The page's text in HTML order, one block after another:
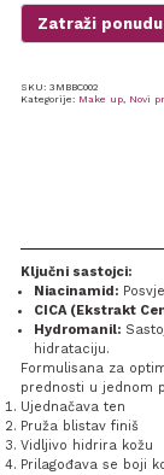
Zatraži ponudu
SKU: 3MBBC002
Kategorije: Make up, Novi
Ključni sastojci:
Niacinamid:
CICA (Ekstrakt
Hydromanil:
hidrataciju.
Formulisana za
prednosti u jednom
Ujednačava ten
Pruža blistav finiš
Vidljivo hidrira kožu
Prilagođava se boji